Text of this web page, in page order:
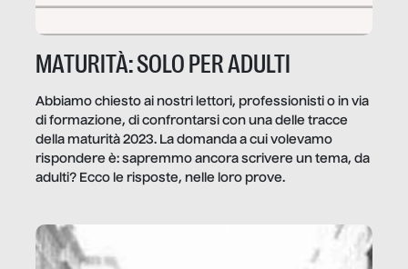
MATURITÀ: SOLO PER ADULTI
Abbiamo chiesto ai nostri lettori, professionisti o in via
di formazione, di confrontarsi con una delle tracce
della maturità 2023. La domanda a cui volevamo
rispondere è: sapremmo ancora scrivere un tema, da
adulti? Ecco le risposte, nelle loro prove.